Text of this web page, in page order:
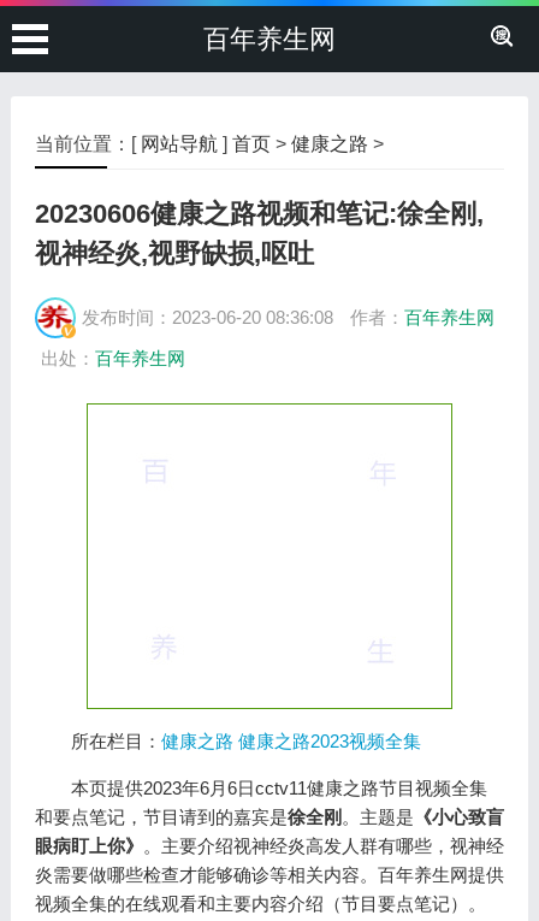
百年养生网
当前位置：[ 网站导航 ] 首页> 健康之路 >
20230606健康之路视频和笔记:徐全刚,
视神经炎,视野缺损,呕吐
发布时间：2023-06-20 08:36:08 作者： 百年养生网
出处： 百年养生网
所在栏目： 健康之路 健康之路2023视频全集
本页提供2023年6月6日cctv11健康之路节目视频全集
和要点笔记，节目请到的嘉宾是徐全刚 。主题是 《小心致盲
眼病盯上你》 。主要介绍视神经炎高发人群有哪些，视神经
炎需要做哪些检查才能够确诊等相关内容。百年养生网提供
视频全集的在线观看和主要内容介绍（节目要点笔记）。